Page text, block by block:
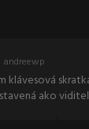
andreewp
klávesová
ako